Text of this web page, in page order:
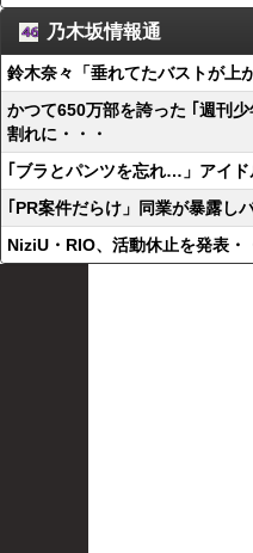
乃木坂情報通
鈴木奈々「垂れてたバストが上
かつて650万部を誇った ｢週刊
割れに・・・
｢ブラとパンツを忘れ…」アイ
｢PR案件だらけ」同業が暴露し
NiziU・RIO、活動休止を発表・